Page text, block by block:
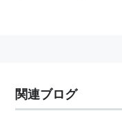
関連ブログ